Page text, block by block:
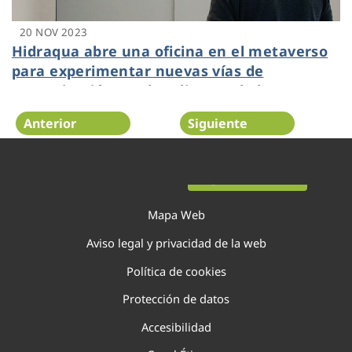
20 NOV 2023
Hidraqua abre una oficina en el metaverso
para experimentar nuevas vías de
comunicación con los clientes de la
Comunitat Valenciana
Anterior Siguiente
Mapa Web
Aviso legal y privacidad de la web
Política de cookies
Protección de datos
Accesibilidad